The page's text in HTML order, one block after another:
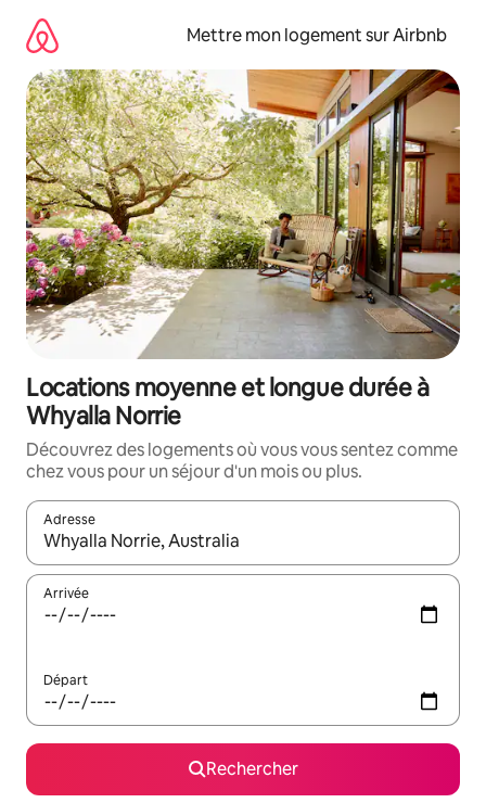
directement
contenu
Mettre mon logement sur Airbnb
Locations moyenne et longue durée à
Whyalla Norrie
Découvrez des logements où vous vous sentez comme
chez vous pour un séjour d'un mois ou plus.
Adresse
Lorsque les résultats s'affichent, utilisez les flèches vers le
Arrivée
Départ
Rechercher